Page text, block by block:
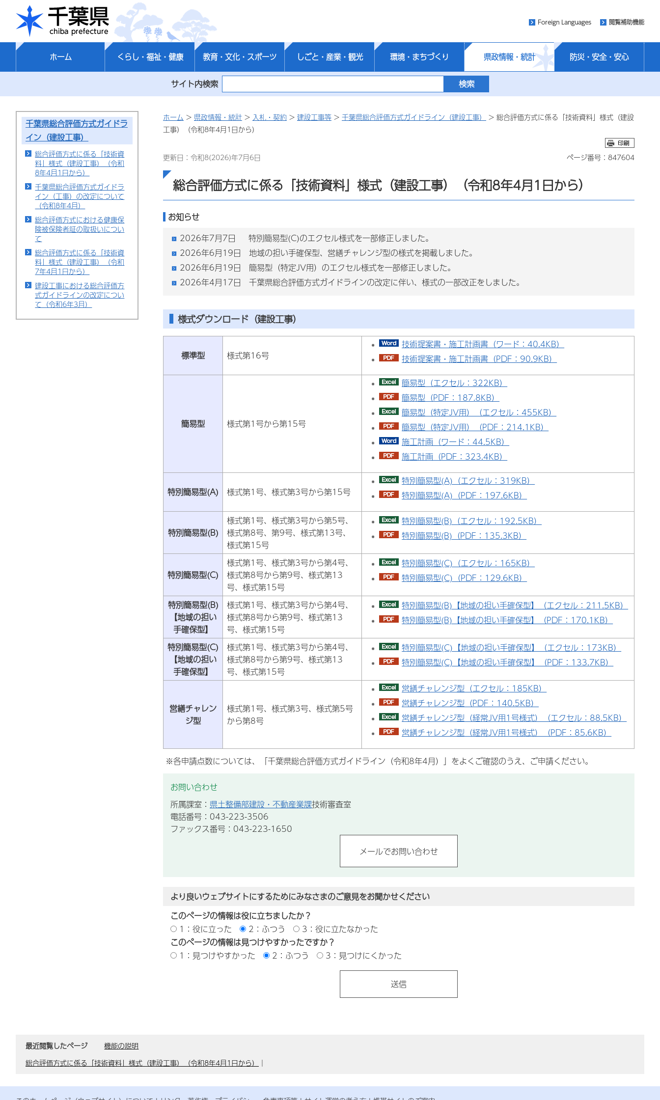
千葉県
Foreign Languages 閲覧補助機能
ホーム くらし・福祉・健康 教育・文化・スポーツ しごと・産業・観光 環境・まちづくり 県政情報・統計 防災・安全・安心
サイト内検索
千葉県総合評価方式ガイドラ
イン（建設工事）
総合評価方式に係る「技術資
料」様式（建設工事）（令和
8年4月1日から）
千葉県総合評価方式ガイドラ
イン（工事）の改定について
（令和8年4月）
総合評価方式における健康保
険被保険者証の取扱いについ
て
総合評価方式に係る「技術資
料」様式（建設工事）（令和
7年4月1日から）
建設工事における総合評価方
式ガイドラインの改定につい
て（令和6年3月）
ホーム > 県政情報・統計 > 入札・契約 > 建設工事等 > 千葉県総合評価方式ガイドライン（建設工事）
> 総合評価方式に係る「技術資料」様式（建設
工事）（令和8年4月1日から）
更新日：令和8(2026)年7月6日 ページ番号：847604
総合評価方式に係る「技術資料」様式（建設工事）（令和8年4月1日から）
お知らせ
2026年7月7日 特別簡易型(C)のエクセル様式を一部修正しました。
2026年6月19日 地域の担い手確保型、営繕チャレンジ型の様式を掲載しました。
2026年6月19日 簡易型（特定JV用）のエクセル様式を一部修正しました。
2026年4月17日 千葉県総合評価方式ガイドラインの改定に伴い、様式の一部改正をしました。
様式ダウンロード（建設工事）
標準型 様式第16号
技術提案書・施工計画書（ワード：40.4KB）
技術提案書・施工計画書（PDF：90.9KB）
簡易型 様式第1号から第15号
簡易型（エクセル：322KB）
簡易型（PDF：187.8KB）
簡易型（特定JV用）（エクセル：455KB）
簡易型（特定JV用）（PDF：214.1KB）
施工計画（ワード：44.5KB）
施工計画（PDF：323.4KB）
特別簡易型(A) 様式第1号、様式第3号から第15号
特別簡易型(A)（エクセル：319KB）
特別簡易型(A)（PDF：197.6KB）
特別簡易型(B)
様式第1号、様式第3号から第5号、
様式第8号、第9号、様式第13号、
様式第15号
特別簡易型(B)（エクセル：192.5KB）
特別簡易型(B)（PDF：135.3KB）
特別簡易型(C)
様式第1号、様式第3号から第4号、
様式第8号から第9号、様式第13
号、様式第15号
特別簡易型(C)（エクセル：165KB）
特別簡易型(C)（PDF：129.6KB）
特別簡易型(B)
【地域の担い
手確保型】
様式第1号、様式第3号から第4号、
様式第8号から第9号、様式第13
号、様式第15号
特別簡易型(B)【地域の担い手確保型】（エクセル：211.5KB）
特別簡易型(B)【地域の担い手確保型】（PDF：170.1KB）
特別簡易型(C)
【地域の担い
手確保型】
様式第1号、様式第3号から第4号、
様式第8号から第9号、様式第13
号、様式第15号
特別簡易型(C)【地域の担い手確保型】（エクセル：173KB）
特別簡易型(C)【地域の担い手確保型】（PDF：133.7KB）
営繕チャレン
ジ型
様式第1号、様式第3号、様式第5号
から第8号
営繕チャレンジ型（エクセル：185KB）
営繕チャレンジ型（PDF：140.5KB）
営繕チャレンジ型（経常JV用1号様式）（エクセル：88.5KB）
営繕チャレンジ型（経常JV用1号様式）（PDF：85.6KB）
※各申請点数については、「千葉県総合評価方式ガイドライン（令和8年4月）」をよくご確認のうえ、ご申請ください。
お問い合わせ
所属課室： 県土整備部建設・不動産業課技術審査室
電話番号：043-223-3506
ファックス番号：043-223-1650
より良いウェブサイトにするためにみなさまのご意見をお聞かせください
このページの情報は役に立ちましたか？
1：役に立った
2：ふつう
3：役に立たなかった
このページの情報は見つけやすかったですか？
1：見つけやすかった
2：ふつう 3：見つけにくかった
最近閲覧したページ
機能の説明
総合評価方式に係る「技術資料」様式（建設工事）（令和8年4月1日から）
｜